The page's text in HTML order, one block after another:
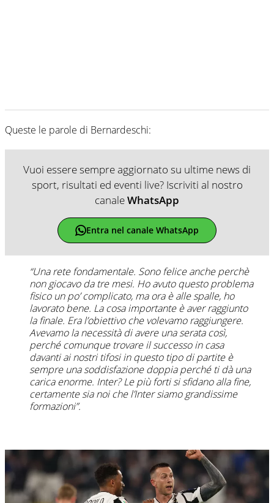
Queste le parole di Bernardeschi:
Vuoi essere sempre aggiornato su ultime news di
sport, risultati ed eventi live? Iscriviti al nostro
canaleWhatsApp
Entra nel canale WhatsApp
“Una rete fondamentale. Sono felice anche perchè
non giocavo da tre mesi. Ho avuto questo problema
fisico un po’ complicato, ma ora è alle spalle, ho
lavorato bene. La cosa importante è aver raggiunto
la finale. Era l’obiettivo che volevamo raggiungere.
Avevamo la necessità di avere una serata così,
perché comunque trovare il successo in casa
davanti ai nostri tifosi in questo tipo di partite è
sempre una soddisfazione doppia perché ti dà una
carica enorme. Inter? Le più forti si sfidano alla fine,
certamente sia noi che l’Inter siamo grandissime
formazioni”.